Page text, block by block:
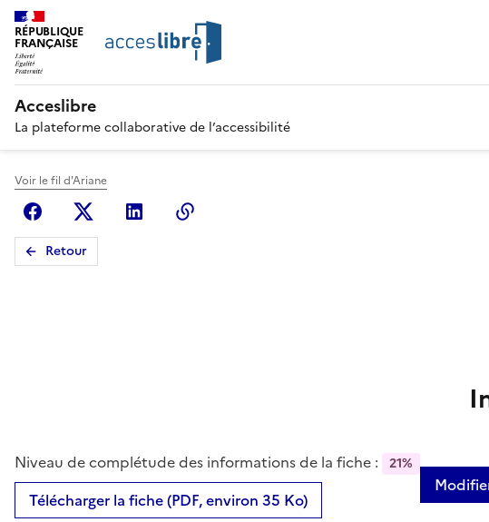
RÉPUBLIQUE
FRANÇAISE
Acceslibre
La plateforme collaborative de l’accessibilité
Voir le fil d'Ariane
FacebookX (anciennement Twitter)
Linkedin
Retour
Niveau de complétude des informations de la fiche : 21%
Télécharger la fiche (PDF, environ 35 Ko)